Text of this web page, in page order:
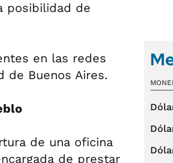
posibilidad de
en las redes
de Buenos Aires.
de una oficina
de prestar